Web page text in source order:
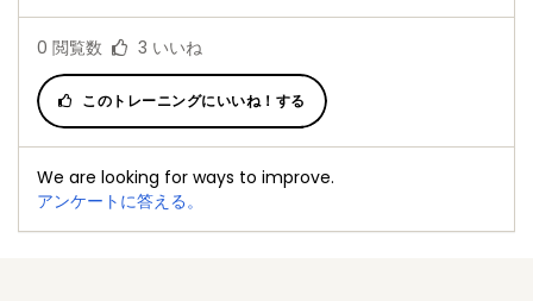
0 閲覧数 3 いいね
このトレーニングにいいね！する
We are looking for ways to improve.
アンケートに答える。